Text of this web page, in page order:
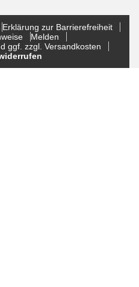
Erklärung zur Barrierefreiheit
Melden
ggf. zzgl. Versandkosten